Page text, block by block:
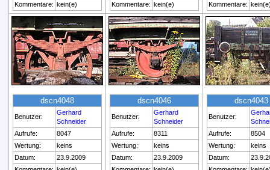
Kommentare: kein(e)
Kommentare: kein(e)
Kommentare:
dscn4048
Benutzer:
Gerhard
Schneider
Aufrufe:
8047
Wertung:
keins
Datum:
23.9.2009
dscn4046
Benutzer:
Gerhard
Schneider
Aufrufe:
8311
Wertung:
keins
Datum:
23.9.2009
dscn4043
Benutzer:
Aufrufe:
8504
Wertung:
keins
Datum: